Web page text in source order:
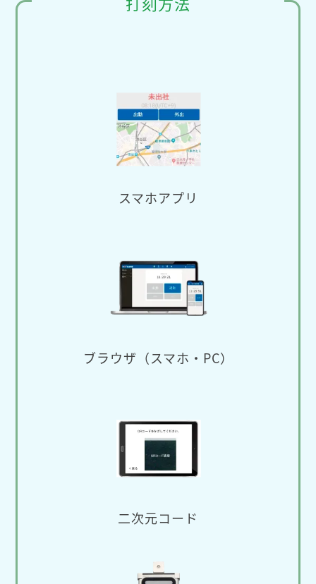
スマホアプリ
ブラウザ（スマホ・PC）
二次元コード